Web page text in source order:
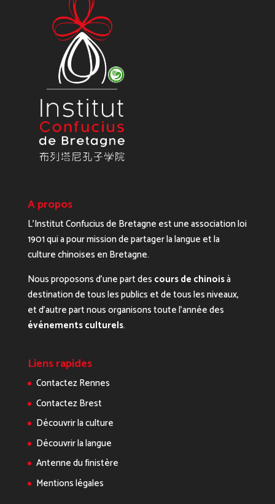
A propos
L’Institut Confucius de Bretagne est une association loi
1901 qui a pour mission de partager la langue et la
culture chinoises en Bretagne.
Nous proposons d’une part des cours de chinoisà
destination de tous les publics et de tous les niveaux,
et d’autre part nous organisons toute l’année des
événements culturels.
Liens rapides
Contactez Rennes
Contactez Brest
Découvrir la culture
Découvrir la langue
Antenne du finistère
Mentions légales